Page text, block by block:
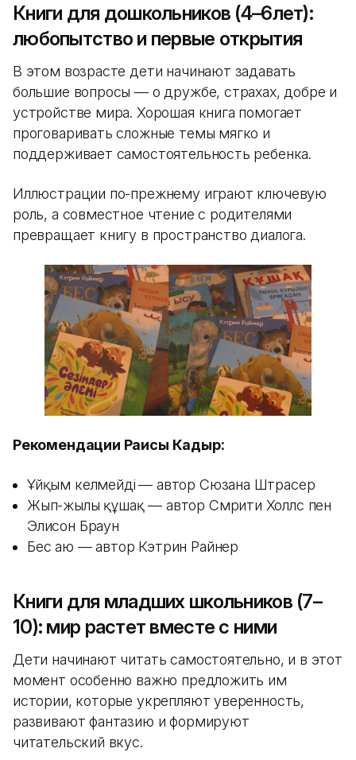
Книги для дошкольников (4–6лет):
любопытство и первые открытия
В этом возрасте дети начинают задавать
большие вопросы — о дружбе, страхах, добре и
устройстве мира. Хорошая книга помогает
проговаривать сложные темы мягко и
поддерживает самостоятельность ребенка.
Иллюстрации по-прежнему играют ключевую
роль, а совместное чтение с родителями
превращает книгу в пространство диалога.
Рекомендации Раисы Кадыр:
Ұйқым келмейді — автор Сюзана Штрасер
Жып-жылы құшақ — автор Смрити Холлс пен
Элисон Браун
Бес аю — автор Кэтрин Райнер
Книги для младших школьников (7–
10): мир растет вместе с ними
Дети начинают читать самостоятельно, и в этот
момент особенно важно предложить им
истории, которые укрепляют уверенность,
развивают фантазию и формируют
читательский вкус.